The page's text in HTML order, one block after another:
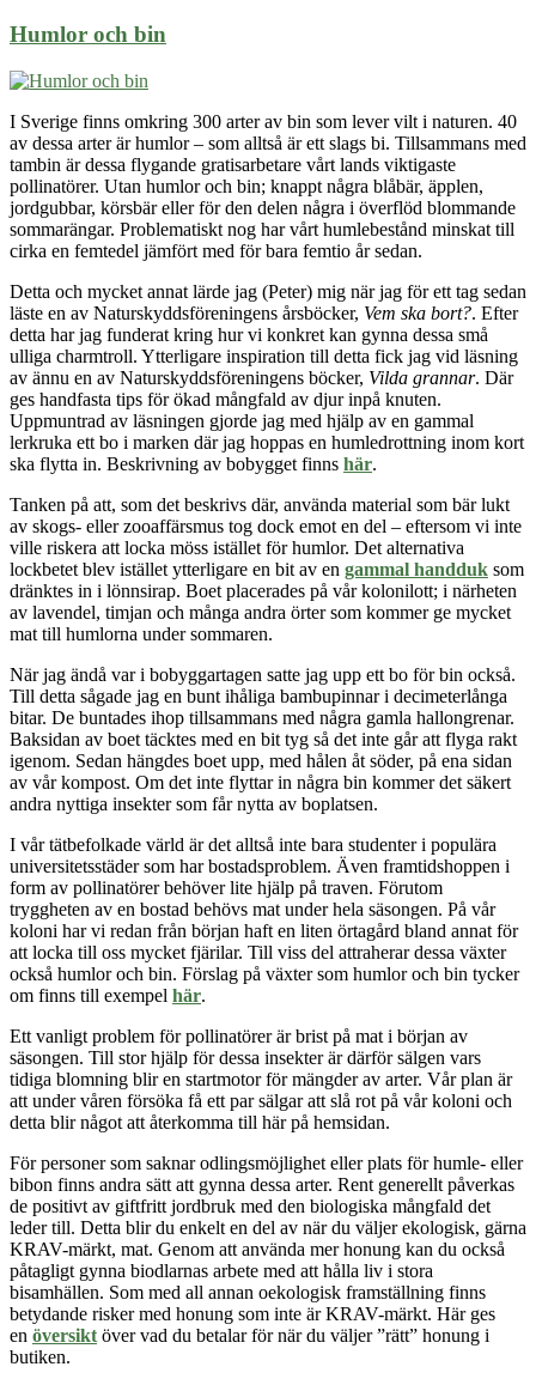
Humlor och bin
I Sverige finns omkring 300 arter av bin som lever vilt i naturen. 40
av dessa arter är humlor – som alltså är ett slags bi. Tillsammans med
tambin är dessa flygande gratisarbetare vårt lands viktigaste
pollinatörer. Utan humlor och bin; knappt några blåbär, äpplen,
jordgubbar, körsbär eller för den delen några i överflöd blommande
sommarängar. Problematiskt nog har vårt humlebestånd minskat till
cirka en femtedel jämfört med för bara femtio år sedan.
Detta och mycket annat lärde jag (Peter) mig när jag för ett tag sedan
läste en av Naturskyddsföreningens årsböcker, Vem ska bort?. Efter
detta har jag funderat kring hur vi konkret kan gynna dessa små
ulliga charmtroll. Ytterligare inspiration till detta fick jag vid läsning
av ännu en av Naturskyddsföreningens böcker, Vilda grannar. Där
ges handfasta tips för ökad mångfald av djur inpå knuten.
Uppmuntrad av läsningen gjorde jag med hjälp av en gammal
lerkruka ett bo i marken där jag hoppas en humledrottning inom kort
ska flytta in. Beskrivning av bobygget finns här.
Tanken på att, som det beskrivs där, använda material som bär lukt
av skogs- eller zooaffärsmus tog dock emot en del – eftersom vi inte
ville riskera att locka möss istället för humlor. Det alternativa
lockbetet blev istället ytterligare en bit av en gammal handduk som
dränktes in i lönnsirap. Boet placerades på vår kolonilott; i närheten
av lavendel, timjan och många andra örter som kommer ge mycket
mat till humlorna under sommaren.
När jag ändå var i bobyggartagen satte jag upp ett bo för bin också.
Till detta sågade jag en bunt ihåliga bambupinnar i decimeterlånga
bitar. De buntades ihop tillsammans med några gamla hallongrenar.
Baksidan av boet täcktes med en bit tyg så det inte går att flyga rakt
igenom. Sedan hängdes boet upp, med hålen åt söder, på ena sidan
av vår kompost. Om det inte flyttar in några bin kommer det säkert
andra nyttiga insekter som får nytta av boplatsen.
I vår tätbefolkade värld är det alltså inte bara studenter i populära
universitetsstäder som har bostadsproblem. Även framtidshoppen i
form av pollinatörer behöver lite hjälp på traven. Förutom
tryggheten av en bostad behövs mat under hela säsongen. På vår
koloni har vi redan från början haft en liten örtagård bland annat för
att locka till oss mycket fjärilar. Till viss del attraherar dessa växter
också humlor och bin. Förslag på växter som humlor och bin tycker
om finns till exempel här.
Ett vanligt problem för pollinatörer är brist på mat i början av
säsongen. Till stor hjälp för dessa insekter är därför sälgen vars
tidiga blomning blir en startmotor för mängder av arter. Vår plan är
att under våren försöka få ett par sälgar att slå rot på vår koloni och
detta blir något att återkomma till här på hemsidan.
För personer som saknar odlingsmöjlighet eller plats för humle- eller
bibon finns andra sätt att gynna dessa arter. Rent generellt påverkas
de positivt av giftfritt jordbruk med den biologiska mångfald det
leder till. Detta blir du enkelt en del av när du väljer ekologisk, gärna
KRAV-märkt, mat. Genom att använda mer honung kan du också
påtagligt gynna biodlarnas arbete med att hålla liv i stora
bisamhällen. Som med all annan oekologisk framställning finns
betydande risker med honung som inte är KRAV-märkt. Här ges
en översikt övervad du betalar för när du väljer ”rätt” honung i
butiken.